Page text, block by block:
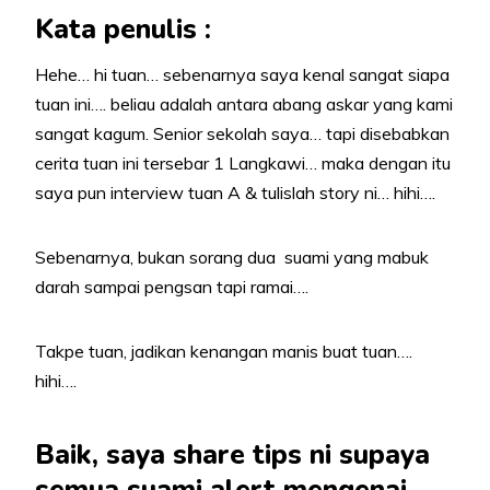
Kata penulis :
Hehe… hi tuan… sebenarnya saya kenal sangat siapa
tuan ini…. beliau adalah antara abang askar yang kami
sangat kagum. Senior sekolah saya… tapi disebabkan
cerita tuan ini tersebar 1 Langkawi… maka dengan itu
saya pun interview tuan A & tulislah story ni… hihi….
Sebenarnya, bukan sorang dua suami yang mabuk
darah sampai pengsan tapi ramai….
Takpe tuan, jadikan kenangan manis buat tuan….
hihi….
Baik, saya share tips ni supaya